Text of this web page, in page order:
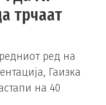
трчаат
ред на
Гаизка
на 40